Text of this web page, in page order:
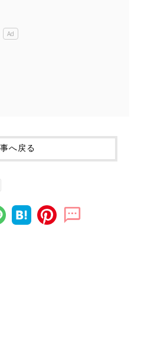
へ戻る